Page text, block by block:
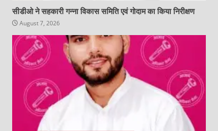
सीडीओ ने सहकारी गन्ना विकास समिति एवं गोदाम का किया निरीक्षण
August 7, 2026